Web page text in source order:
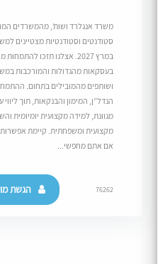
משרד אנגלרד ושות’, מהמשרדים
סטודנטים וסטודנטיות מצטיינים
במרץ 2027. אצלנו תזכו
בעסקאות מהגדולות והמורכבות
ושותפים מהמובילים בתחום.
הנדל”ן, המימון והבנקאות, תוך
מגוונת, למידה מקצועית יומיומית
מקצועית ומשפחתית. קיימת
אם אתם מחפשי...
76262 הגשת